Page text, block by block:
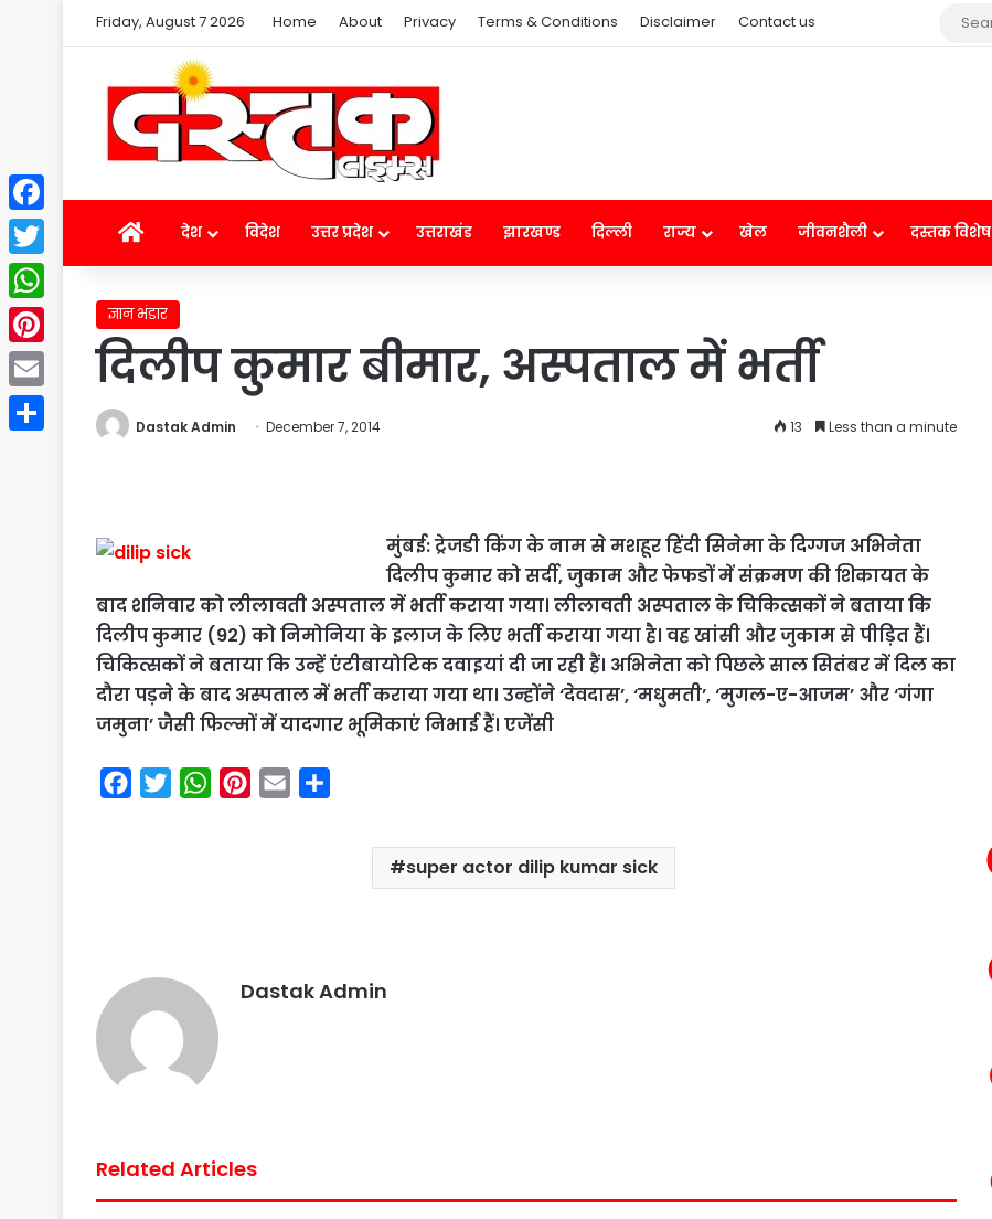
Friday, August 7 2026 Home About Privacy Terms & Conditions Disclaimer Contact us
Homeदेश विदेश उत्तर प्रदेश उत्तराखंड झारखण्ड दिल्ली राज्य खेल जीवनशैली दस्तक विशेष
ज्ञान भंडार
दिलीप कुमार बीमार, अस्पताल में भर्ती
Dastak Admin December 7, 2014 13 Less than a minute
मुंबई: ट्रेजडी किंग के नाम से मशहूर हिंदी सिनेमा के दिग्गज अभिनेता
दिलीप कुमार को सर्दी, जुकाम और फेफडों में संक्रमण की शिकायत के
बाद शनिवार को लीलावती अस्पताल में भर्ती कराया गया। लीलावती अस्पताल के चिकित्सकों ने बताया कि
दिलीप कुमार (92) को निमोनिया के इलाज के लिए भर्ती कराया गया है। वह खांसी और जुकाम से पीड़ित हैं।
चिकित्सकों ने बताया कि उन्हें एंटीबायोटिक दवाइयां दी जा रही हैं। अभिनेता को पिछले साल सितंबर में दिल का
दौरा पड़ने के बाद अस्पताल में भर्ती कराया गया था। उन्होंने ‘देवदास’, ‘मधुमती’, ‘मुगल-ए-आजम’ और ‘गंगा
जमुना’ जैसी फिल्मों में यादगार भूमिकाएं निभाई हैं। एजेंसी
W
s
super actor dilip kumar sick
Dastak Admin
Related Articles
Facebook
Twitter
WhatsApp
Pinterest
Email